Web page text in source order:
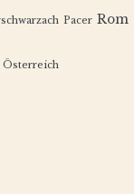
Pacer Rom
Österreich